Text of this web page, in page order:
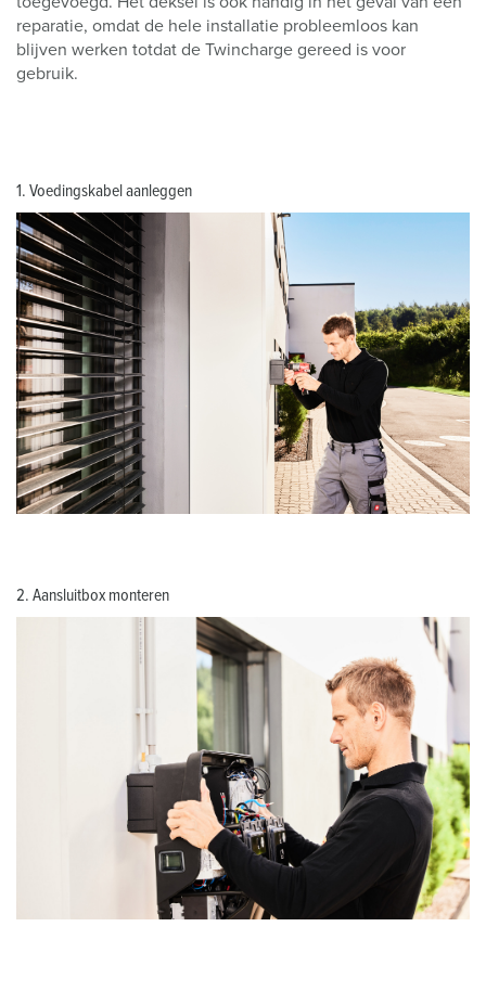
reparatie, omdat de hele installatie probleemloos kan
blijven werken totdat de Twincharge gereed is voor
gebruik.
1. Voedingskabel aanleggen
2. Aansluitbox monteren